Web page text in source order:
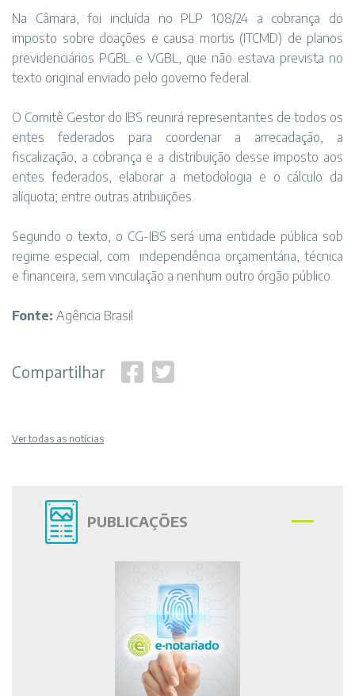
Na Câmara, foi incluída no PLP 108/24 a cobrança do
imposto sobre doações e causa mortis (ITCMD) de planos
previdenciários PGBL e VGBL, que não estava prevista no
texto original enviado pelo governo federal.
O Comitê Gestor do IBS reunirá representantes de todos os
entes federados para coordenar a arrecadação, a
fiscalização, a cobrança e a distribuição desse imposto aos
entes federados, elaborar a metodologia e o cálculo da
alíquota; entre outras atribuições.
Segundo o texto, o CG-IBS será uma entidade pública sob
regime especial, com independência orçamentária, técnica
e financeira, sem vinculação a nenhum outro órgão público.
Fonte: Agência Brasil
Compartilhar
Ver todas as notícias
PUBLICAÇÕES